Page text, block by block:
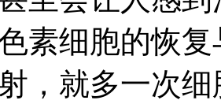
素细胞的恢
，就多一次